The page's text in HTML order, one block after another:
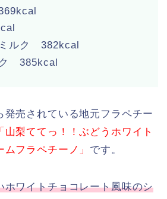
ルク 382kcal
385kcal
発売されている地元フラペチー
「山梨ててっ！！ぶどうホワイト
フラペチーノ」 です。
ホワイトチョコレート風味のシ